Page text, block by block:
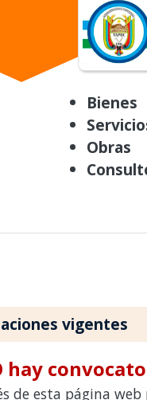
Bienes
Obras
vigentes
hay
de esta página